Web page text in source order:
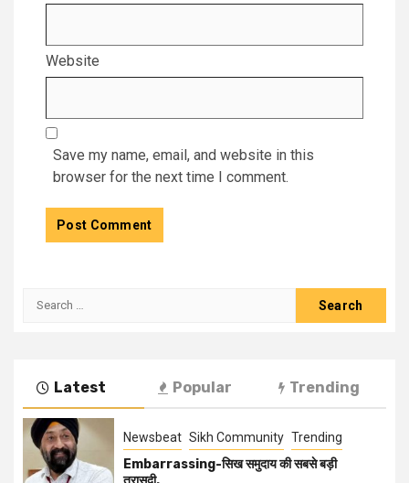
Website
Save my name, email, and website in this
browser for the next time I comment.
Latest Popular Trending
Newsbeat Sikh Community Trending
Embarrassing-सिख समुदाय की सबसे बड़ी